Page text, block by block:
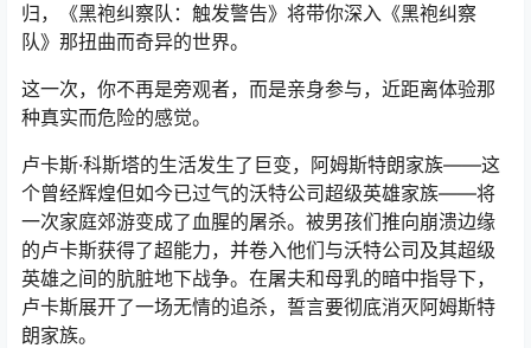
归，《黑袍纠察队：触发警告》将带你深入《黑袍纠察
队》那扭曲而奇异的世界。
这一次，你不再是旁观者，而是亲身参与，近距离体验那
种真实而危险的感觉。
卢卡斯·科斯塔的生活发生了巨变，阿姆斯特朗家族——这
个曾经辉煌但如今已过气的沃特公司超级英雄家族——将
一次家庭郊游变成了血腥的屠杀。被男孩们推向崩溃边缘
的卢卡斯获得了超能力，并卷入他们与沃特公司及其超级
英雄之间的肮脏地下战争。在屠夫和母乳的暗中指导下，
卢卡斯展开了一场无情的追杀，誓言要彻底消灭阿姆斯特
朗家族。